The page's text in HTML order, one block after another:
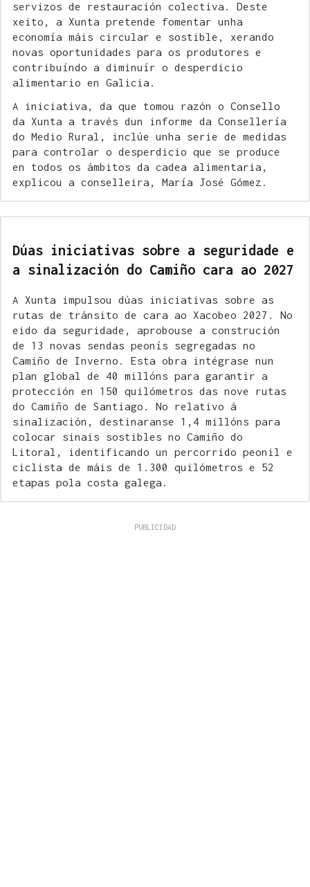
servizos de restauración colectiva. Deste
xeito, a Xunta pretende fomentar unha
economía máis circular e sostible, xerando
novas oportunidades para os produtores e
contribuíndo a diminuír o desperdicio
alimentario en Galicia.
A iniciativa, da que tomou razón o Consello
da Xunta a través dun informe da Consellería
do Medio Rural, inclúe unha serie de medidas
para controlar o desperdicio que se produce
en todos os ámbitos da cadea alimentaria,
explicou a conselleira, María José Gómez.
Dúas iniciativas sobre a seguridade e
a sinalización do Camiño cara ao 2027
A Xunta impulsou dúas iniciativas sobre as
rutas de tránsito de cara ao Xacobeo 2027. No
eido da seguridade, aprobouse a construción
de 13 novas sendas peonís segregadas no
Camiño de Inverno. Esta obra intégrase nun
plan global de 40 millóns para garantir a
protección en 150 quilómetros das nove rutas
do Camiño de Santiago. No relativo á
sinalización, destinaranse 1,4 millóns para
colocar sinais sostibles no Camiño do
Litoral, identificando un percorrido peonil e
ciclista de máis de 1.300 quilómetros e 52
etapas pola costa galega.